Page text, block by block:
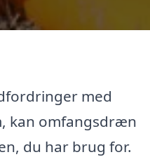
med
kan omfangsdræn
du har brug for.